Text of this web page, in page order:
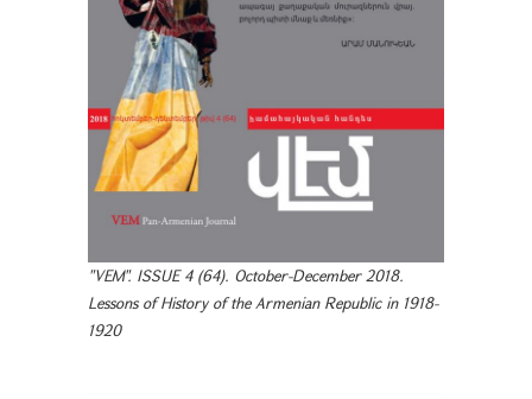
"VEM". ISSUE 4 (64). October-December 2018.
Lessons of History of the Armenian Republic in 1918-
1920